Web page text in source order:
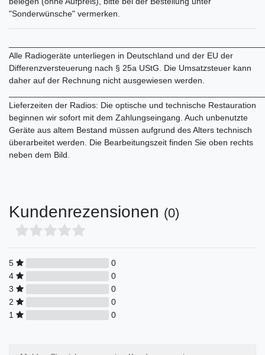
"Sonderwünsche" vermerken.
Alle Radiogeräte unterliegen in Deutschland und der EU der
Differenzversteuerung nach § 25a UStG. Die Umsatzsteuer kann
daher auf der Rechnung nicht ausgewiesen werden.
Lieferzeiten der Radios: Die optische und technische Restauration
beginnen wir sofort mit dem Zahlungseingang. Auch unbenutzte
Geräte aus altem Bestand müssen aufgrund des Alters technisch
überarbeitet werden. Die Bearbeitungszeit finden Sie oben rechts
neben dem Bild.
Kundenrezensionen (0)
5
0
4
0
3
0
2
0
1
0